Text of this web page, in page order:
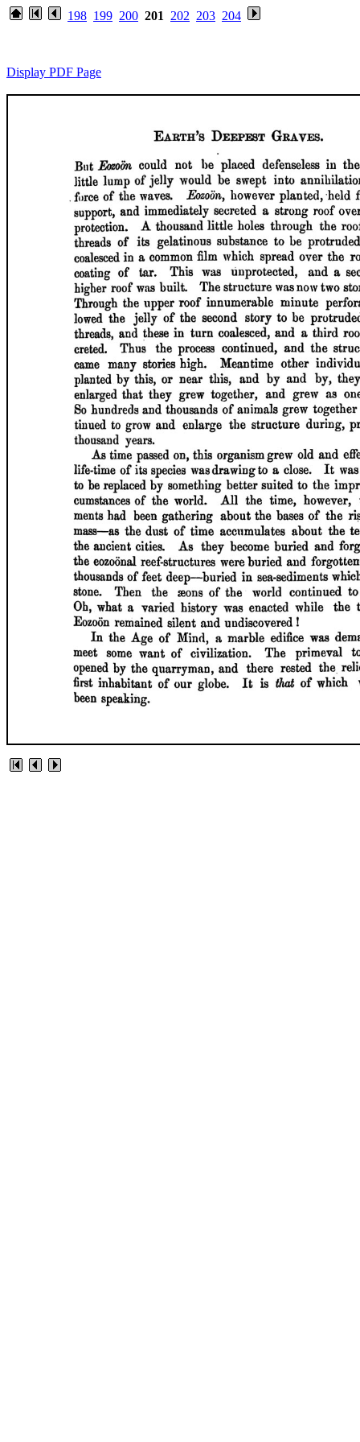
198 199 200 201 202 203 204
Display PDF Page